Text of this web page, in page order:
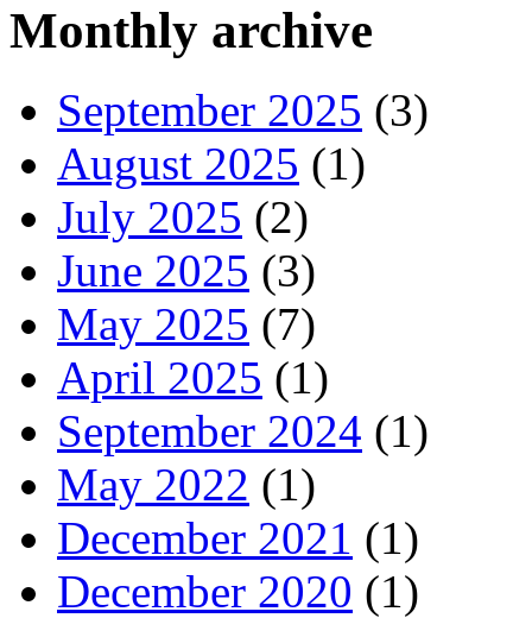
Monthly archive
September 2025 (3)
August 2025 (1)
July 2025 (2)
June 2025 (3)
May 2025 (7)
April 2025 (1)
September 2024 (1)
May 2022 (1)
December 2021 (1)
December 2020 (1)